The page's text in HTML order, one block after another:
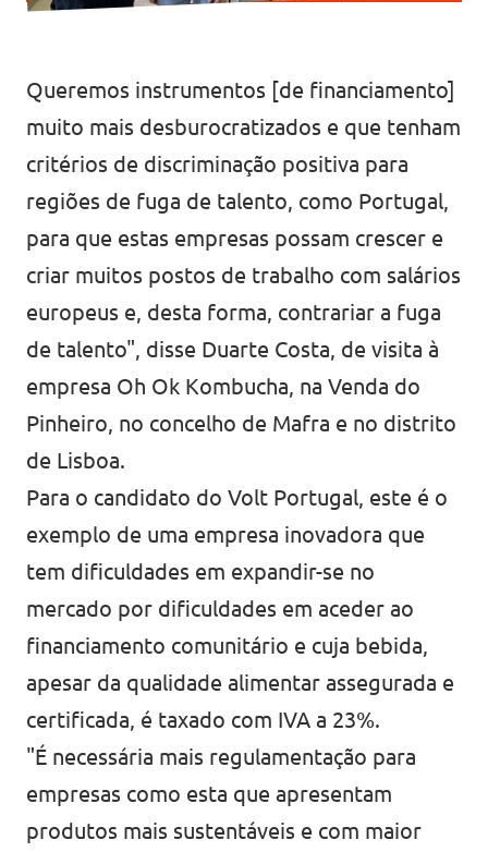
Queremos instrumentos [de financiamento]
muito mais desburocratizados e que tenham
critérios de discriminação positiva para
regiões de fuga de talento, como Portugal,
para que estas empresas possam crescer e
criar muitos postos de trabalho com salários
europeus e, desta forma, contrariar a fuga
de talento", disse Duarte Costa, de visita à
empresa Oh Ok Kombucha, na Venda do
Pinheiro, no concelho de Mafra e no distrito
de Lisboa.
Para o candidato do Volt Portugal, este é o
exemplo de uma empresa inovadora que
tem dificuldades em expandir-se no
mercado por dificuldades em aceder ao
financiamento comunitário e cuja bebida,
apesar da qualidade alimentar assegurada e
certificada, é taxado com IVA a 23%.
"É necessária mais regulamentação para
empresas como esta que apresentam
produtos mais sustentáveis e com maior